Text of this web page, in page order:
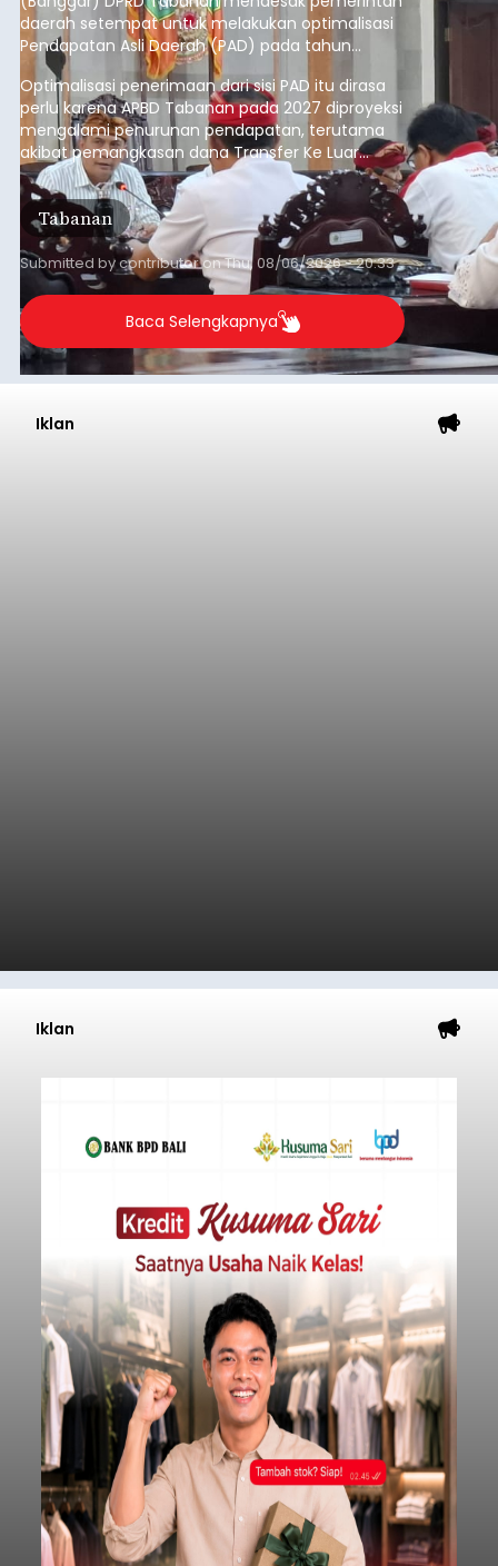
daerah setempat untuk melakukan optimalisasi
Pendapatan Asli Daerah (PAD) pada tahun
anggaran 2027.
Optimalisasi penerimaan dari sisi PAD itu dirasa
perlu karena APBD Tabanan pada 2027 diproyeksi
mengalami penurunan pendapatan, terutama
akibat pemangkasan dana Transfer Ke Luar
Daerah (TKD) dari pemerintah pusat.
Tabanan
Submitted bycontributoronThu, 08/06/2026 - 20:33
Baca Selengkapnya
Iklan
Iklan